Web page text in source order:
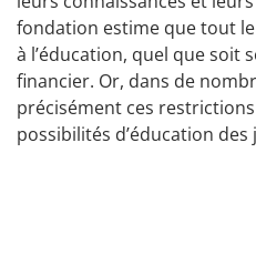
fondation estime que tout
à l’éducation, quel que soit
financier. Or, dans de
précisément ces
possibilités d’éducation des